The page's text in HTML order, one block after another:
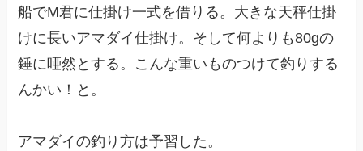
船でM君に仕掛け一式を借りる。大きな天秤仕掛
けに長いアマダイ仕掛け。そして何よりも80gの
錘に唖然とする。こんな重いものつけて釣りする
んかい！と。
アマダイの釣り方は予習した。